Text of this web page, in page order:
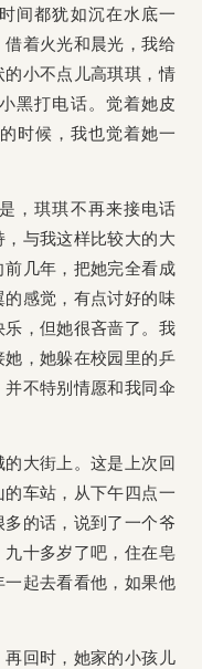
间都犹如沉在水底一
着火光和晨光，我给
小不点儿高琪琪，情
黑打电话。觉着她皮
时候，我也觉着她一
，琪琪不再来接电话
与我这样比较大的大
前几年，把她完全看成
感觉，有点讨好的味
，但她很吝啬了。我
，她躲在校园里的乒
不特别情愿和我同伞
大街上。这是上次回
车站，从下午四点一
的话，说到了一个爷
十多岁了吧，住在皂
起去看看他，如果他
再回时，她家的小孩儿